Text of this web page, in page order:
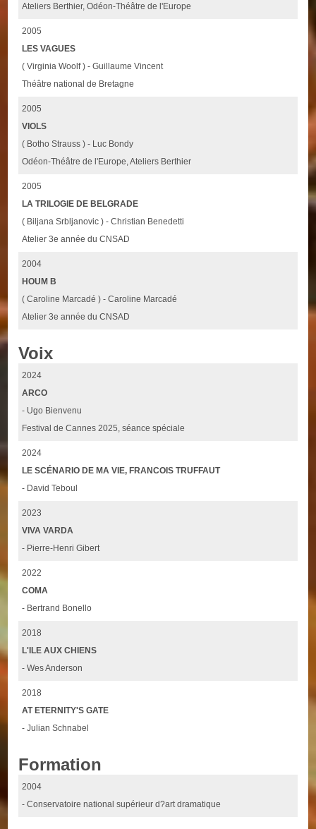
Ateliers Berthier, Odéon-Théâtre de l'Europe
2005
LES VAGUES
( Virginia Woolf ) - Guillaume Vincent
Théâtre national de Bretagne
2005
VIOLS
( Botho Strauss ) - Luc Bondy
Odéon-Théâtre de l'Europe, Ateliers Berthier
2005
LA TRILOGIE DE BELGRADE
( Biljana Srbljanovic ) - Christian Benedetti
Atelier 3e année du CNSAD
2004
HOUM B
( Caroline Marcadé ) - Caroline Marcadé
Atelier 3e année du CNSAD
Voix
2024
ARCO
- Ugo Bienvenu
Festival de Cannes 2025, séance spéciale
2024
LE SCÉNARIO DE MA VIE, FRANCOIS TRUFFAUT
- David Teboul
2023
VIVA VARDA
- Pierre-Henri Gibert
2022
COMA
- Bertrand Bonello
2018
L'ILE AUX CHIENS
- Wes Anderson
2018
AT ETERNITY'S GATE
- Julian Schnabel
Formation
2004
- Conservatoire national supérieur d?art dramatique